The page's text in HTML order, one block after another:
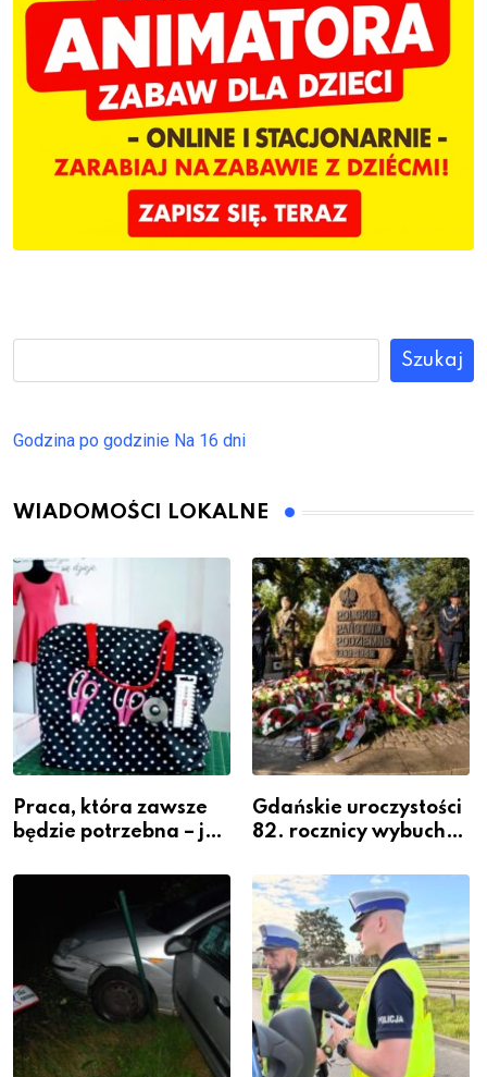
Szukaj
Godzina po godzinie Na 16 dni
WIADOMOŚCI LOKALNE
Praca, która zawsze
będzie potrzebna – jak
zawodem przyszłości i
gdzie się go nauczyć?
Gdańskie uroczystości
82. rocznicy wybuchu
Warszawskiego